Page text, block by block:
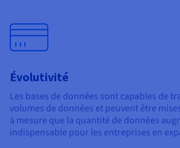
Évolutivité
Les bases de données sont capables de
volumes de données et peuvent être
à mesure que la quantité de données
indispensable pour les entreprises en